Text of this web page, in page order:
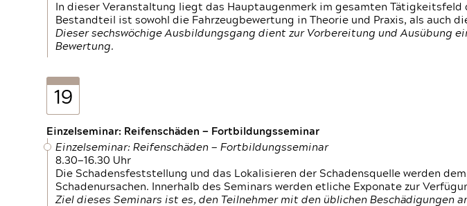
In dieser Veranstaltung liegt das Hauptaugenmerk im gesamten
Bestandteil ist sowohl die Fahrzeugbewertung in Theorie und Praxis, als auch
Dieser sechswöchige Ausbildungsgang dient zur Vorbereitung und Ausübung
Bewertung.
19
Einzelseminar: Reifenschäden — Fortbildungsseminar
Einzelseminar: Reifenschäden — Fortbildungsseminar
8.30—16.30 Uhr
Die Schadensfeststellung und das Lokalisieren der Schadensquelle werden
Schadenursachen. Innerhalb des Seminars werden etliche Exponate zur
Ziel dieses Seminars ist es, den Teilnehmer mit den üblichen Beschädigungen